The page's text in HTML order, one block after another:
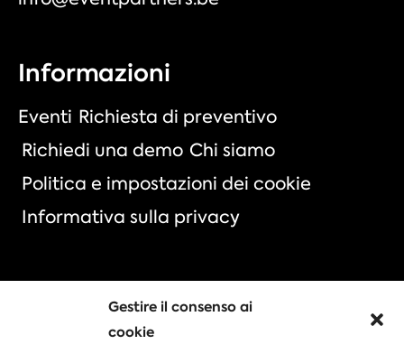
Gestire il consenso ai
cookie
Informazioni
Eventi Richiesta di preventivo
Richiedi una demo Chi siamo
Politica e impostazioni dei cookie
Informativa sulla privacy
Scegliete il vostro evento